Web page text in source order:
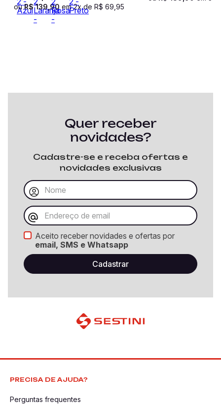
ouR$ 139 90 em2x de R$ 69 95
Quer receber
novidades?
Cadastre-se e receba ofertas e
novidades exclusivas
Aceito receber novidades e ofertas por
email, SMS e Whatsapp
PRECISA DE AJUDA?
Perguntas frequentes